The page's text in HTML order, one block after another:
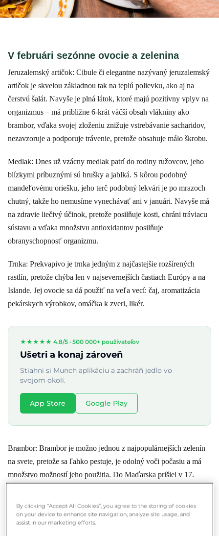
V februári sezónne ovocie a zelenina
Jeruzalemský artičok: Cibule či elegantne nazývaný jeruzalemský
artičok je skvelou základnou tak na teplú polievku, ako aj na
čerstvú šalát. Navyše je plná látok, ktoré majú pozitívny vplyv na
organizmus – má približne 6-krát väčší obsah vlákniny ako
brambor, vďaka svojej zloženiu znižuje vstrebávanie sacharidov,
nezavzoruje a podporuje trávenie, pretože obsahuje málo škrobu.
Medlak: Dnes už vzácny medlak patrí do rodiny ružovcov, jeho
blízkymi príbuznými sú hrušky a jablká. S kôrou podobný
mandeľovému oriešku, jeho terč podobný lekvári je po mrazoch
chutný, takže ho nemusíme vynechávať ani v januári. Navyše má
na zdravie liečivý účinok, pretože posilňuje kosti, chráni tráviacu
sústavu a vďaka množstvu antioxidantov posilňuje
obranyschopnosť organizmu.
Trnka: Prekvapivo je trnka jedným z najčastejšie rozšírených
rastlín, pretože chýba len v najsevernejších častiach Európy a na
Islande. Jej ovocie sa dá použiť na veľa vecí: čaj, aromatizácia
pekárskych výrobkov, omáčka k zveri, likér.
★★★★★ 4.8/5 · 500 000+ používateľov
Ušetri a konaj zároveň
Stiahni si Munch aplikáciu a zachráň jedlo vo
svojom okolí.
App Store Google Play
Brambor: Brambor je možno jednou z najpopulárnejších zelenín
na svete, pretože sa ľahko pestuje, je odolný voči počasiu a má
množstvo možností jeho použitia. Do Maďarska prišiel v 17.
použitia ich môžeme rozdeliť do troch skupín: na šalát, na varenie
a na pečenie. Teraz si ukážeme po jednom modernými receptov
By clicking “Accept All Cookies”, you agree to the storing of cookies
on your device to enhance site navigation, analyze site usage, and
assist in our marketing efforts.